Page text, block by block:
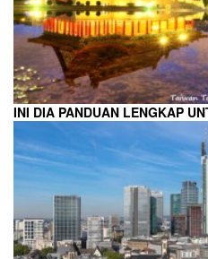
INI DIA PANDUAN LENGKAP